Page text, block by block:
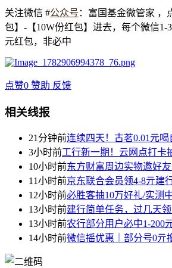
关注微信 #公众号 ：富国基金微管家 ，
包】-【10W份红包】进去，每个微信1-
元红包，非必中
点赞0 赞助 反馈
相关线报
21分钟前连续四天！古茗0.01元喝
3小时前工行新一期！云网点打卡
10小时前东方财富周边实物邀好
11小时前京东联合会员领4-8亓建
12小时前必胜客抽10万好礼/实测
13小时前建行简单任务，过几天
13小时前农行部分用户必中1-200
14小时前微信摇优惠｜部分号0亓